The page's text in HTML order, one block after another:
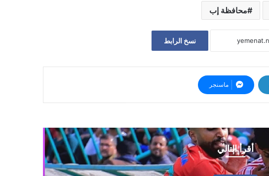
محافظة إب
نسخ الرابط
ماسنجر
أقرأ التالي